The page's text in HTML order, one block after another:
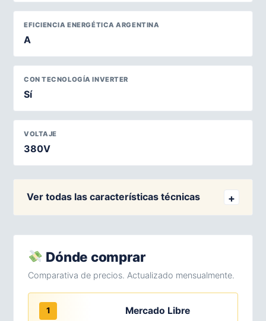
EFICIENCIA ENERGÉTICA ARGENTINA
A
CON TECNOLOGÍA INVERTER
Sí
VOLTAJE
380V
Ver todas las características técnicas
Dónde comprar
Comparativa de precios. Actualizado mensualmente.
1 Mercado Libre